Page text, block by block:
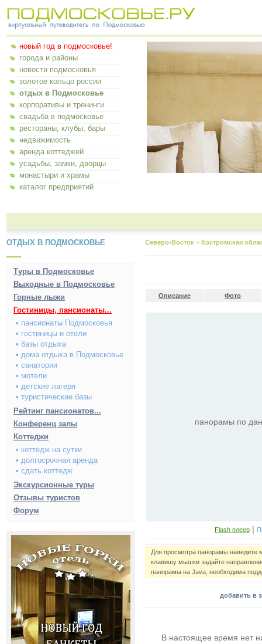
новый год в подмосковье!
города и районы
новости подмосковья
золотое кольцо россии
отдых в Подмосковье
корпоративы и тренинги
свадьба в подмосковье
рестораны, клубы, бары
недвижимость
аренда коттеджей
усадьбы, замки, дворцы
монастыри и храмы
каталог предприятий
ОТДЫХ В ПОДМОСКОВЬЕ
Туры в Подмосковье
Выходные в Подмосковье
Горные лыжи
Гостиницы, пансионаты...
• пансионаты Подмосковья
• гостиницы и отели
• базы отдыха
• дома отдыха в Подмосковье
• санатории
• мотели
• детские лагеря
• туристические базы
Рейтинг пансионатов...
Конференц залы
Коттеджи
• коттедж на сутки
• долгосрочная аренда
• сдать коттедж
Экскурсионные туры
Отзывы туристов
Форум
Северо-Восток > Костромская
Описание Фото
панорамы по
Flash плеер|
Для просмотра панорамы
клавишу мышки задайте
панорамы на Java, необходима
добавить в
В настоящее время нет